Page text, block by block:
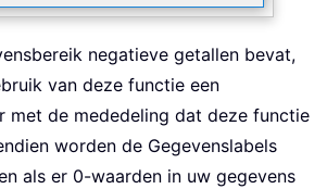
negatieve getallen bevat,
van deze functie een
met de mededeling dat deze functie
worden de Gegevenslabels
als er 0-waarden in uw gegevens